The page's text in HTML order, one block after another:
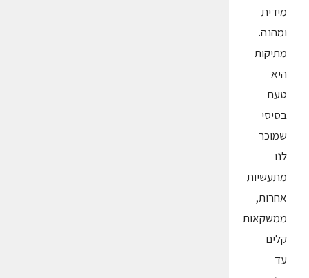
מידית
ומהנה.
מתיקות
היא
טעם
בסיסי
שמוכר
לנו
מתעשיות
אחרות,
ממשקאות
קלים
עד